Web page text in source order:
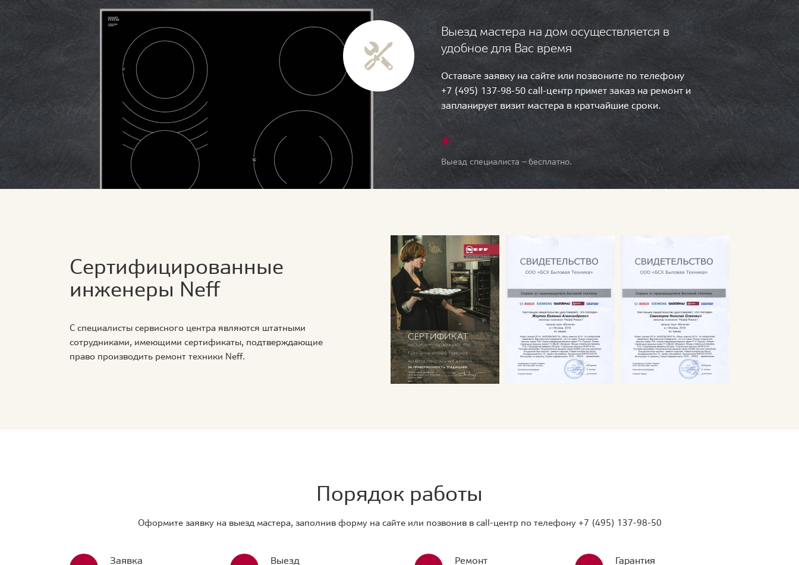
Выезд мастера на дом осуществляется в
удобное для Вас время
Оставьте заявку на сайте или позвоните по телефону
+7 (495) 137-98-50 call-центр примет заказ на ремонт и
запланирует визит мастера в кратчайшие сроки.
Выезд специалиста — бесплатно.
Сертифицированные
инженеры Neff
С специалисты сервисного центра являются штатными
сотрудниками, имеющими сертификаты, подтверждающие
право производить ремонт техники Neff.
Порядок работы
Оформите заявку на выезд мастера, заполнив форму на сайте или позвонив в call-центр по телефону +7 (495) 137-98-50
Заявка Выезд Ремонт Гарантия